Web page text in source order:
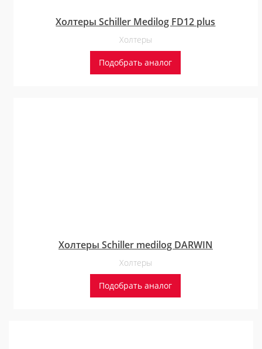
Холтеры Schiller Medilog FD12 plus
Холтеры
Подобрать аналог
Холтеры Schiller medilog DARWIN
Холтеры
Подобрать аналог